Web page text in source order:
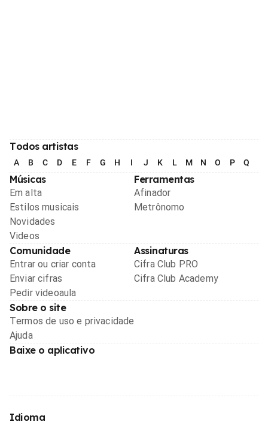
Todos artistas
A B C D E F G H I J K L M N O P Q
Músicas
Em alta
Estilos musicais
Novidades
Videos
Ferramentas
Afinador
Metrônomo
Comunidade
Entrar ou criar conta
Enviar cifras
Pedir videoaula
Assinaturas
Cifra Club PRO
Cifra Club Academy
Sobre o site
Termos de uso e privacidade
Ajuda
Baixe o aplicativo
Idioma